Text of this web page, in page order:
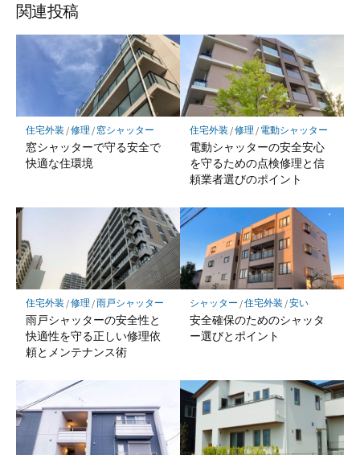
関連投稿
住宅外装 /修理 / 窓シャッター
窓シャッターで守る安全で
快適な住環境
住宅外装 /修理 / 電動シャッター
電動シャッターの安全安心
を守るための点検修理と信
頼業者選びのポイント
住宅外装 /修理 /雨戸シャッター
雨戸シャッターの安全性と
快適性を守る正しい修理依
頼とメンテナンス術
シャッター /住宅外装 /安い
安全確保のためのシャッタ
ー選びとポイント